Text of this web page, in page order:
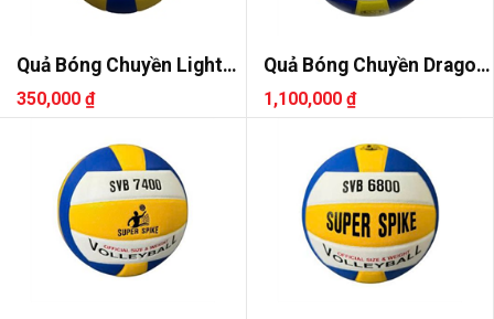
Quả Bóng Chuyền Light
Star DE73
350,000 ₫
Quả Bóng Chuyền Dragon
DG7700
1,100,000 ₫